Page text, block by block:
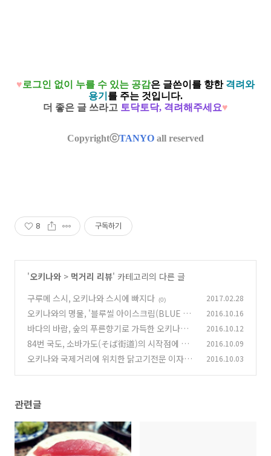
♥로그인 없이 누를 수 있는 공감은 글쓴이를 향한 격려와
용기 를 주는 것입니다.
더 좋은 글 쓰라고 토닥토닥, 격려해주세요♥
CopyrightⓒTANYO all reserved
8 구독하기
'오키나와 > 먹거리 리뷰' 카테고리의 다른 글
구루메 스시, 오키나와 스시에 빠지다 (0) 2017.02.28
오키나와의 명물, '블루씰 아이스크림(BLUE SE
AL)본점 방문하기
(0)
2016.10.16
바다의 바람, 숲의 푸른향기로 가득한 오키나와
남부의 카페 '후주'
(4)
2016.10.12
84번 국도, 소바가도(そば街道)의 시작점에 위
치한 100년 전통의 키시모토식당 (0)
2016.10.09
오키나와 국제거리에 위치한 닭고기전문 이자카
2016.10.03
관련글